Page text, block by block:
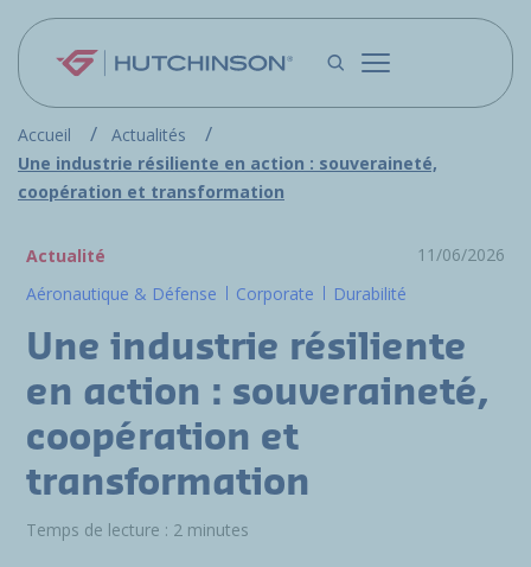
Aller au contenu principal
Accueil
Actualités
Une industrie résiliente en action : souveraineté,
coopération et transformation
Actualité
11/06/2026
Aéronautique & Défense
Corporate Durabilité
Une industrie résiliente
en action : souveraineté,
coopération et
transformation
Temps de lecture : 2 minutes